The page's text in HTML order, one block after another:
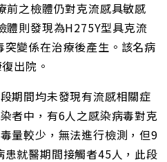
前之檢體仍對克流感具敏感
體則發現為H275Y型具克流
變係在治療後產生。該名病
出院。
期間均未發現有流感相關症
者中，有6人之感染病毒對克
量較少，無法進行檢測，但9
就醫期間接觸者45人，此段